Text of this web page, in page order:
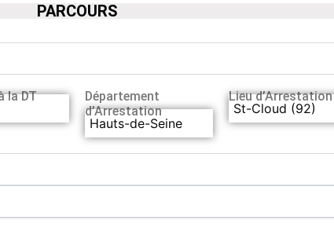
PARCOURS
la DT
Département
d’Arrestation
Hauts-de-Seine
Lieu d’Arrestation
St-Cloud (92)